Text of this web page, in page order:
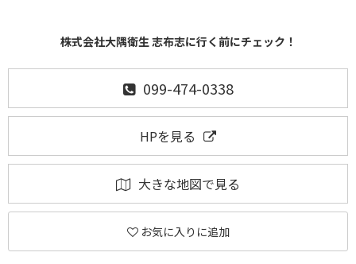
株式会社大隅衛生 志布志に行く前にチェック！
099-474-0338
HPを見る
大きな地図で見る
お気に入りに追加